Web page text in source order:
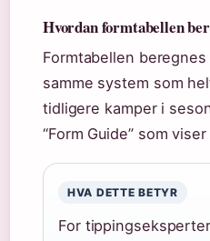
Hvordan formtabellen
Formtabellen
samme system som
tidligere kamper i
“Form Guide” som
HVA DETTE BETYR
For